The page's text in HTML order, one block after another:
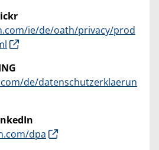
ie/de/oath/privacy/prod
de/datenschutzerklaerun
dpa